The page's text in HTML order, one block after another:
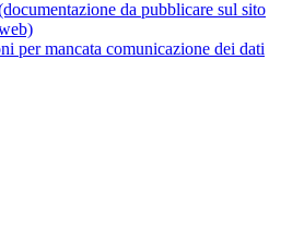
da pubblicare sul sito
per mancata comunicazione dei dati